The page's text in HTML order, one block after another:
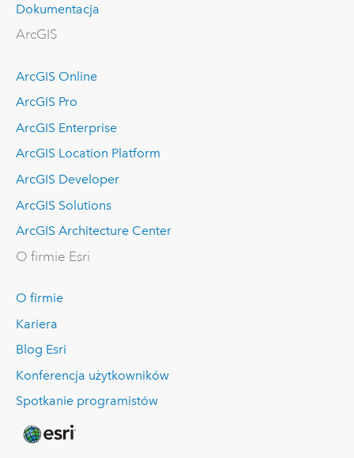
Dokumentacja
ArcGIS
ArcGIS Online
ArcGIS Pro
ArcGIS Enterprise
ArcGIS Location Platform
ArcGIS Developer
ArcGIS Solutions
ArcGIS Architecture Center
O firmie Esri
O firmie
Kariera
Blog Esri
Konferencja użytkowników
Spotkanie programistów